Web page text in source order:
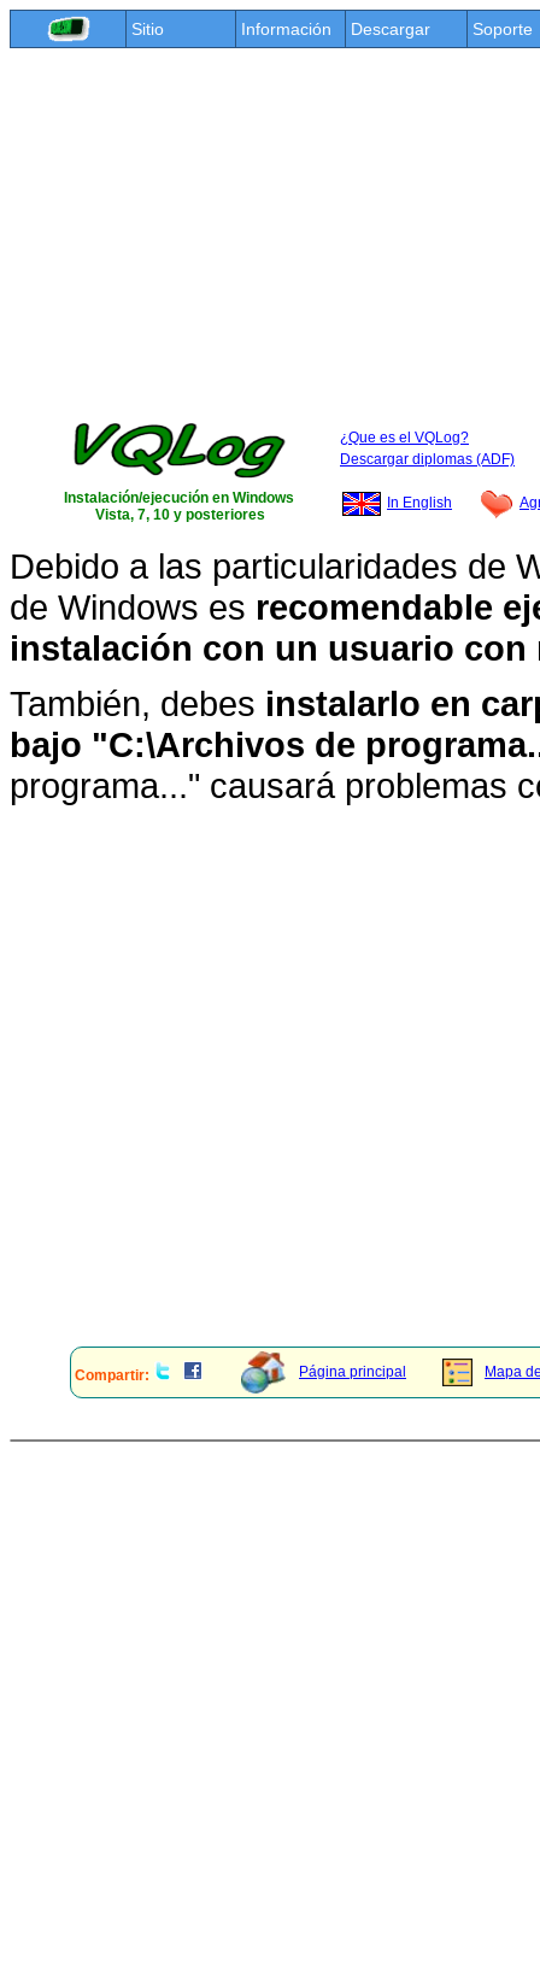
Sitio Información Descargar Soporte
¿Que es el VQLog?
Descargar diplomas (ADF)
Instalación/ejecución en Windows
Vista, 7, 10 y posteriores
In English
Debido a las particularidades de
de Windows es recomendable
instalación con un usuario
También, debes instalarlo en
bajo "C:\Archivos de
programa..." causará problemas
Compartir: Página principal Mapa